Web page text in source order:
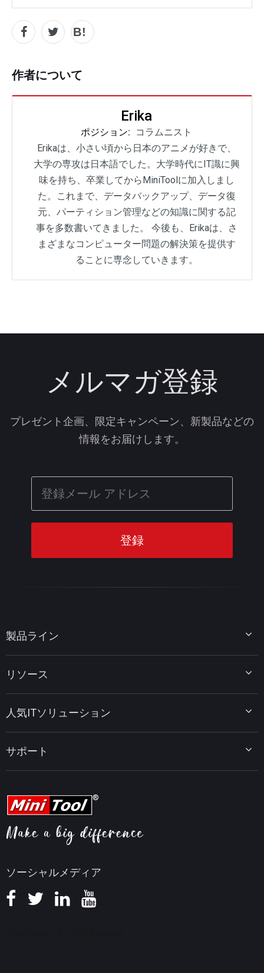
作者について
Erika
ポジション:
コラムニスト
Erikaは、小さい頃から日本のアニメが好きで、
大学の専攻は日本語でした。大学時代にIT識に興
味を持ち、卒業してからMiniToolに加入しまし
た。これまで、データバックアップ、データ復
元、パーティション管理などの知識に関する記
事を多数書いてきました。 今後も、Erikaは、さ
まざまなコンピューター問題の解決策を提供す
ることに専念していきます。
メルマガ登録
プレゼント企画、限定キャンペーン、新製品などの
情報をお届けします。
ソーシャルメディア
製品ライン
MiniTool Power Data Recovery
MiniTool PDF Editor
MiniTool MovieMaker
MiniTool uTube Downloader
リソース
データ復元ヒント
PDF編集ヒント
動画編集ヒント
ビデオ変換ヒント
画面録画ヒント
知識ベース
人気ITソリューション
MiniTool ニュースセンター
サポート
ヘルプ